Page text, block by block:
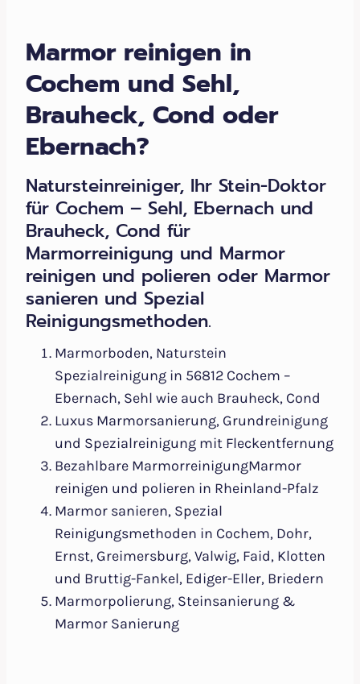
Marmor reinigen in
Cochem und Sehl,
Brauheck, Cond oder
Ebernach?
Natursteinreiniger, Ihr Stein-Doktor
für Cochem – Sehl, Ebernach und
Brauheck, Cond für
Marmorreinigung und Marmor
reinigen und polieren oder Marmor
sanieren und Spezial
Reinigungsmethoden.
Marmorboden, Naturstein
Spezialreinigung in 56812 Cochem –
Ebernach, Sehl wie auch Brauheck, Cond
Luxus Marmorsanierung, Grundreinigung
und Spezialreinigung mit Fleckentfernung
Bezahlbare MarmorreinigungMarmor
reinigen und polieren in Rheinland-Pfalz
Marmor sanieren, Spezial
Reinigungsmethoden in Cochem, Dohr,
Ernst, Greimersburg, Valwig, Faid, Klotten
und Bruttig-Fankel, Ediger-Eller, Briedern
Marmorpolierung, Steinsanierung &
Marmor Sanierung